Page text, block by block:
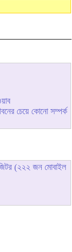
চেয়ে কোনো সম্পর্ক
(২২২ জন মোবাইল